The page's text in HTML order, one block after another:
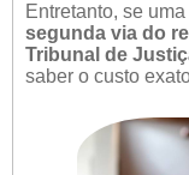
Entretanto, se
segunda via do
Tribunal de
saber o custo